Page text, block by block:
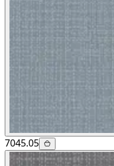
7045.05